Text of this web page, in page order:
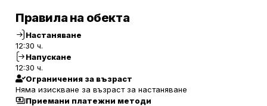
Правила на обекта
Настаняване
12:30 ч.
Напускане
12:30 ч.
Ограничения за възраст
Няма изискване за възраст за настаняване
Приемани платежни методи